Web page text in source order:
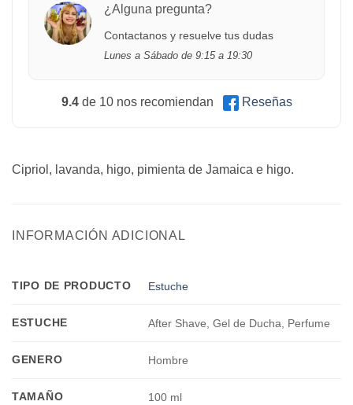
¿Alguna pregunta?
Contactanos y resuelve tus dudas
Lunes a Sábado de 9:15 a 19:30
9.4de 10 nos recomiendan Reseñas
Cipriol, lavanda, higo, pimienta de Jamaica e higo.
INFORMACIÓN ADICIONAL
TIPO DE PRODUCTO Estuche
ESTUCHE After Shave, Gel de Ducha, Perfume
GENERO Hombre
TAMAÑO 100 ml